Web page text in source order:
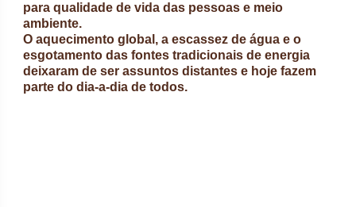
para qualidade de vida das pessoas e meio
ambiente.
O aquecimento global, a escassez de água e o
esgotamento das fontes tradicionais de energia
deixaram de ser assuntos distantes e hoje fazem
parte do dia-a-dia de todos.